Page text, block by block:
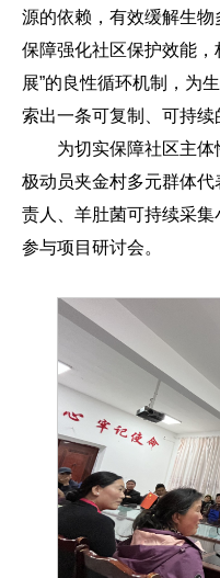
源的依赖，有效缓解生
保障强化社区保护效能，
展”的良性循环机制，为
索出一条可复制、可持续
为切实保障社区主
极动员夹金村多元群体
责人、羊肚菌可持续采
参与项目研讨会。